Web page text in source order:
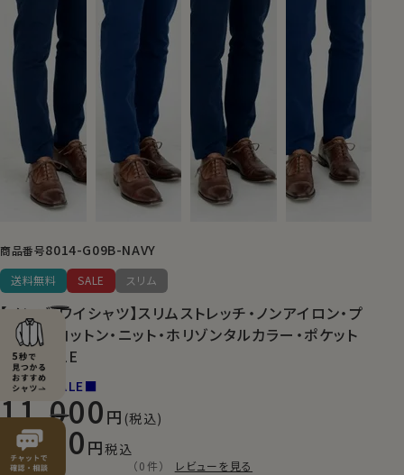
商品番号8014-G09B-NAVY
送料無料 SALE スリム
【メンズ・ワイシャツ】スリムストレッチ・ノンアイロン・プ
レミアムコットン・ニット・ホリゾンタルカラー・ポケット
無し・SALE
■NEW SALE■
11,000 (税込)
7,700 税込
（0件） レビューを見る